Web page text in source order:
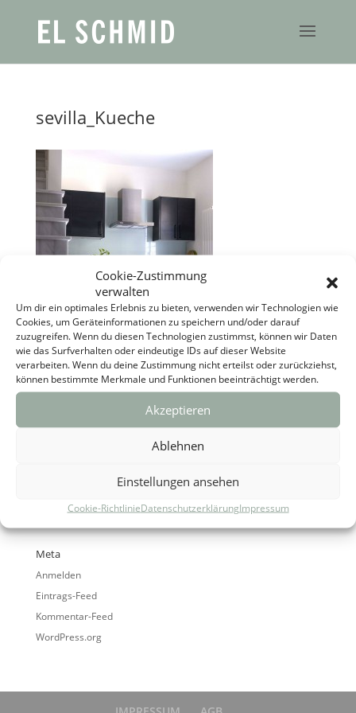
Cookie-Zustimmung
verwalten
Um dir ein optimales Erlebnis zu bieten, verwenden wir Technologien wie
Cookies, um Geräteinformationen zu speichern und/oder darauf
zuzugreifen. Wenn du diesen Technologien zustimmst, können wir Daten
wie das Surfverhalten oder eindeutige IDs auf dieser Website
verarbeiten. Wenn du deine Zustimmung nicht erteilst oder zurückziehst,
können bestimmte Merkmale und Funktionen beeinträchtigt werden.
Akzeptieren
Ablehnen
Einstellungen ansehen
Cookie-RichtlinieDatenschutzerklärungImpressum
sevilla_Kueche
Keine Kategorien
Meta
Anmelden
Eintrags-Feed
Kommentar-Feed
WordPress.org